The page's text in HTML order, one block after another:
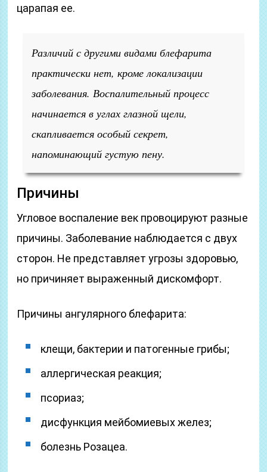
царапая ее.
Различий с другими видами блефарита
практически нет, кроме локализации
заболевания. Воспалительный процесс
начинается в углах глазной щели,
скапливается особый секрет,
напоминающий густую пену.
Причины
Угловое воспаление век провоцируют разные
причины. Заболевание наблюдается с двух
сторон. Не представляет угрозы здоровью,
но причиняет выраженный дискомфорт.
Причины ангулярного блефарита:
клещи, бактерии и патогенные грибы;
аллергическая реакция;
псориаз;
дисфункция мейбомиевых желез;
болезнь Розацеа.